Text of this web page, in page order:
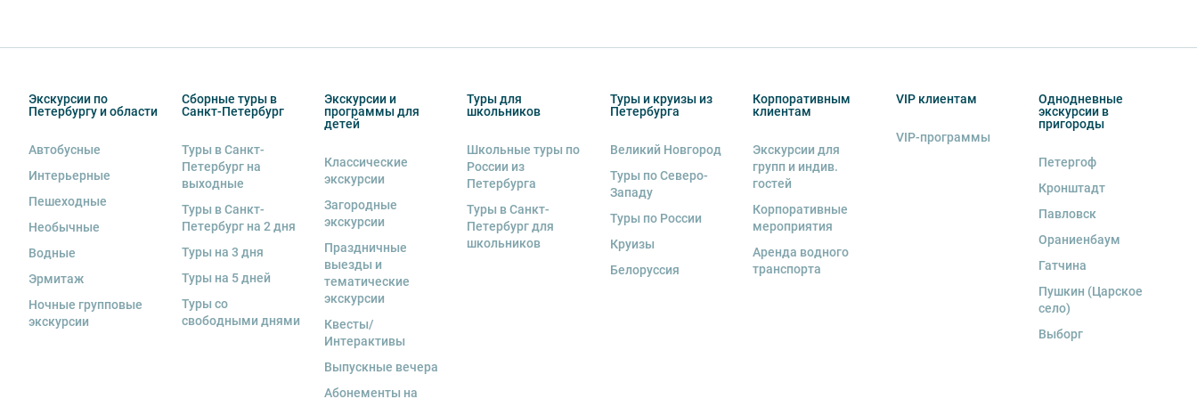
Экскурсии по
Петербургу и области
Автобусные
Интерьерные
Пешеходные
Необычные
Водные
Эрмитаж
Ночные групповые
экскурсии
Сборные туры в
Санкт-Петербург
Туры в Санкт-
Петербург на
выходные
Туры в Санкт-
Петербург на 2 дня
Туры на 3 дня
Туры на 5 дней
Туры со
свободными днями
Экскурсии и
программы для
детей
Классические
экскурсии
Загородные
экскурсии
Праздничные
выезды и
тематические
экскурсии
Квесты/
Интерактивы
Выпускные вечера
Абонементы на
Туры для
школьников
Школьные туры по
России из
Петербурга
Туры в Санкт-
Петербург для
школьников
Туры и круизы из
Петербурга
Великий Новгород
Туры по Северо-
Западу
Туры по России
Круизы
Белоруссия
Корпоративным
клиентам
Экскурсии для
групп и индив.
гостей
Корпоративные
мероприятия
Аренда водного
транспорта
VIP клиентам
VIP-программы
Однодневные
экскурсии в
пригороды
Петергоф
Кронштадт
Павловск
Ораниенбаум
Гатчина
Пушкин (Царское
село)
Выборг